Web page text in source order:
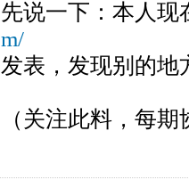
先说一下：本人现
m/
发表，发现别的地
（关注此料，每